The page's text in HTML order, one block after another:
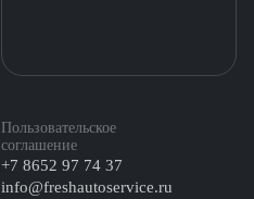
Пользовательское
соглашение
+7 8652 97 74 37
info@freshautoservice.ru